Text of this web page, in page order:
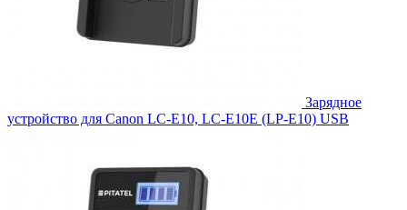
Зарядное
устройство для Canon LC-E10, LC-E10E (LP-E10) USB